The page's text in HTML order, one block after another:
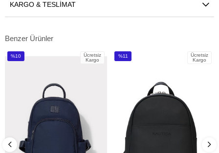
KARGO & TESLIMAT
Benzer Ürünler
%10
Ücretsiz
Kargo
%11
Ücretsiz
Kargo